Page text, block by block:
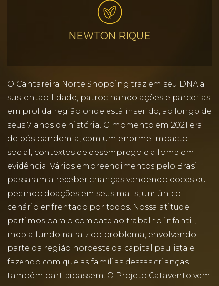
NEWTON RIQUE
O Cantareira Norte Shopping traz em seu DNA a
sustentabilidade, patrocinando ações e parcerias
em prol da região onde está inserido, ao longo de
seus 7 anos de história. O momento em 2021 era
de pós pandemia, com um enorme impacto
social, contextos de desemprego e a fome em
evidência. Vários empreendimentos pelo Brasil
passaram a receber crianças vendendo doces ou
pedindo doações em seus malls, um único
cenário enfrentado por todos. Nossa atitude:
partimos para o combate ao trabalho infantil,
indo a fundo na raiz do problema, envolvendo
parte da região noroeste da capital paulista e
fazendo com que as famílias dessas crianças
também participassem. O Projeto Catavento vem